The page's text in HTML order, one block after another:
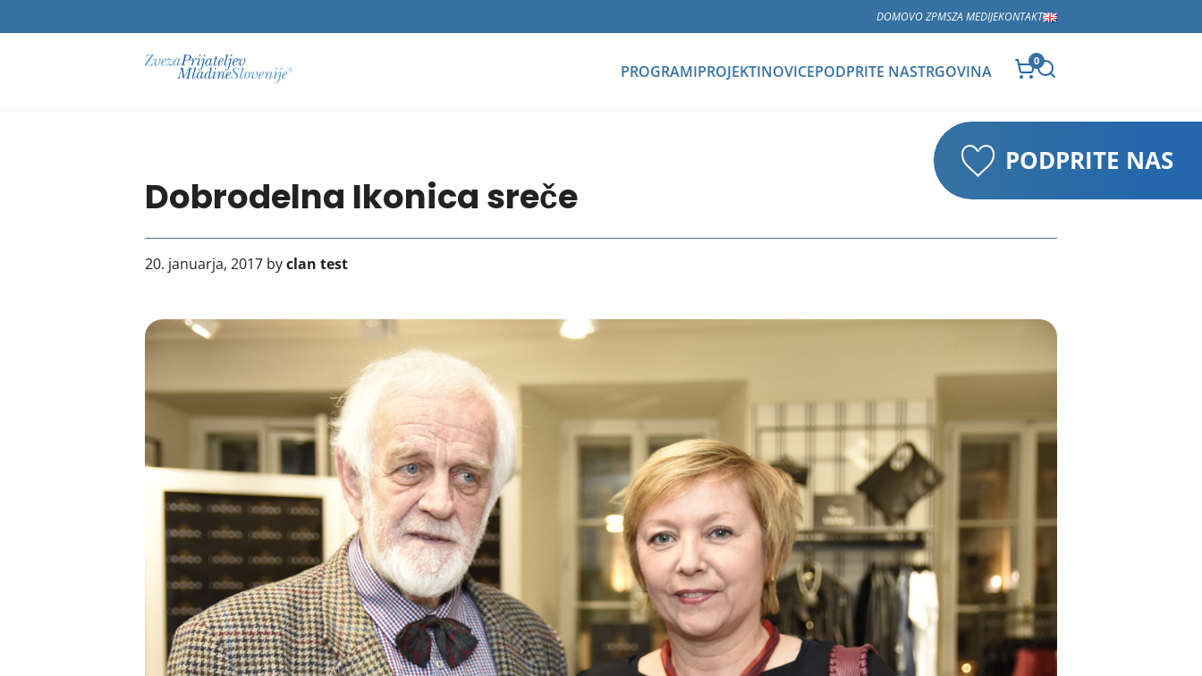
DOMOVO ZPMSZA MEDIJEKONTAKT
PROGRAMIPROJEKTINOVICEPODPRITE NASTRGOVINA
0
PODPRITE NAS
Dobrodelna Ikonica sreče
20. januarja, 2017 byclan test